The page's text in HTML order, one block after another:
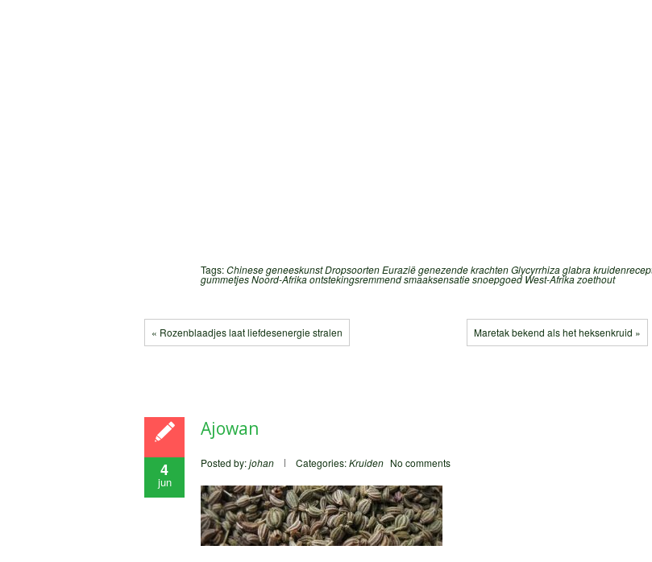
Tags:Chinese geneeskunstDropsoortenEuraziëgenezende krachtenGlycyrrhiza glabra
gummetjesNoord-Afrikaontstekingsremmendsmaaksensatiesnoepgoed West-Afrikazoethout
« Rozenblaadjes laat liefdesenergie stralen Maretak bekend als het heksenkruid »
4
jun
Ajowan
Posted by:johan Categories:Kruiden No comments